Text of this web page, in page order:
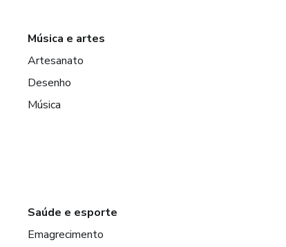
Música e artes
Artesanato
Desenho
Música
Saúde e esporte
Emagrecimento